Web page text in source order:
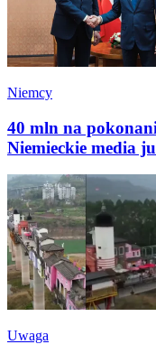
Niemcy
40 mln na
Niemieckie media
Uwaga